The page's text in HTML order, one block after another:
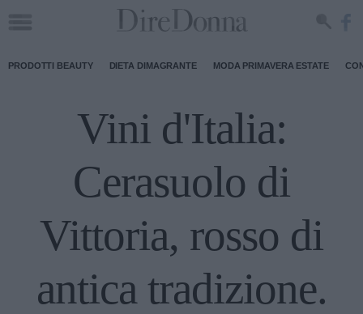
PRODOTTI BEAUTY DIETA DIMAGRANTE MODA PRIMAVERA ESTATE
Vini d'Italia:
Cerasuolo di
Vittoria, rosso di
antica tradizione.